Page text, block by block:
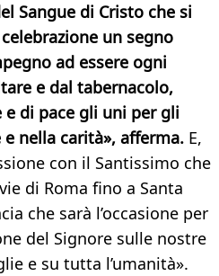
Sangue di Cristo che si
un segno
ad essere ogni
e dal tabernacolo,
di pace gli uni per gli
nella carità», afferma. E,
con il Santissimo che
di Roma fino a Santa
che sarà l’occasione per
del Signore sulle nostre
e su tutta l’umanità».